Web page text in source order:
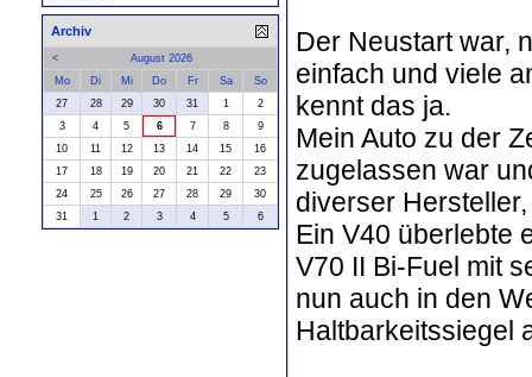
Der Neustart war,
einfach und viele
kennt das ja.
Mein Auto zu der
zugelassen war
diverser
Ein V40 überlebte
V70 II Bi-Fuel mit
nun auch in den
Haltbarkeitssiegel
Archiv
<
August 2026
Mo
Di Mi Do Fr Sa
So
27
28 29 30 31 1
2
3
4 5 6 7 8
9
10
11 12 13 14 15
16
17
18 19 20 21 22
23
24
25 26 27 28 29
30
31
1 2 3 4 5 6